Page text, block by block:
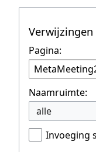
Verwijzingen
Pagina:
Naamruimte:
alle
Invoeging